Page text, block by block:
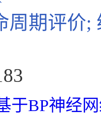
周期评价;
于BP神经